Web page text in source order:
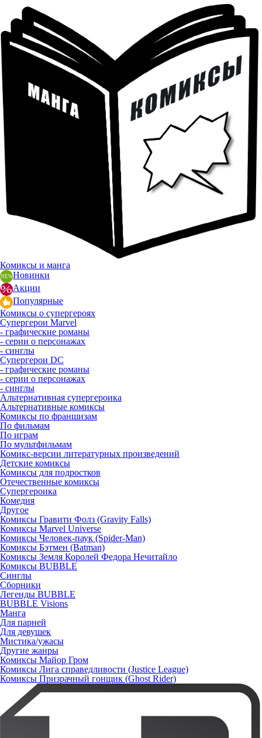
Комиксы и манга
Новинки
Акции
Популярные
Комиксы о супергероях
Супергерои Marvel
- графические романы
- серии о персонажах
- синглы
Супергерои DC
- графические романы
- серии о персонажах
- синглы
Альтернативная супергероика
Альтернативные комиксы
Комиксы по франшизам
По фильмам
По играм
По мультфильмам
Комикс-версии литературных произведений
Детские комиксы
Комиксы для подростков
Отечественные комиксы
Супергероика
Комедия
Другое
Комиксы Гравити Фолз (Gravity Falls)
Комиксы Marvel Universe
Комиксы Человек-паук (Spider-Man)
Комиксы Бэтмен (Batman)
Комиксы Земля Королей Федора Нечитайло
Комиксы BUBBLE
Синглы
Сборники
Легенды BUBBLE
BUBBLE Visions
Манга
Для парней
Для девушек
Мистика/ужасы
Другие жанры
Комиксы Майор Гром
Комиксы Лига справедливости (Justice League)
Комиксы Призрачный гонщик (Ghost Rider)